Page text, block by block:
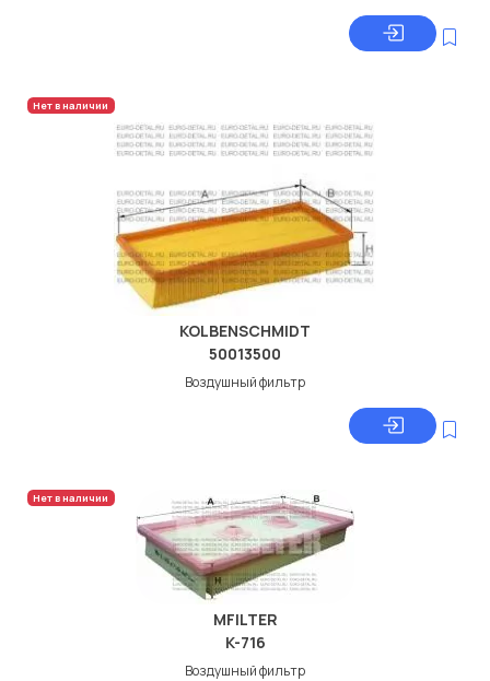
Нет в наличии
KOLBENSCHMIDT
50013500
Воздушный фильтр
Нет в наличии
MFILTER
K-716
Воздушный фильтр